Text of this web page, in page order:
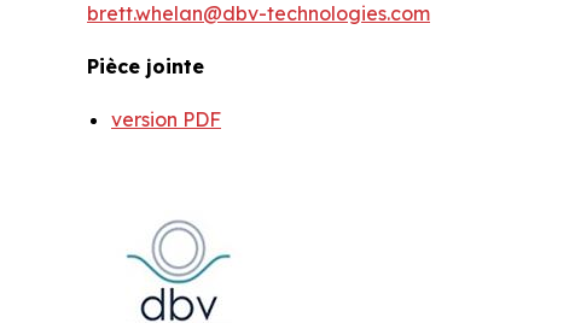
brett.whelan@dbv-technologies.com
Pièce jointe
version PDF